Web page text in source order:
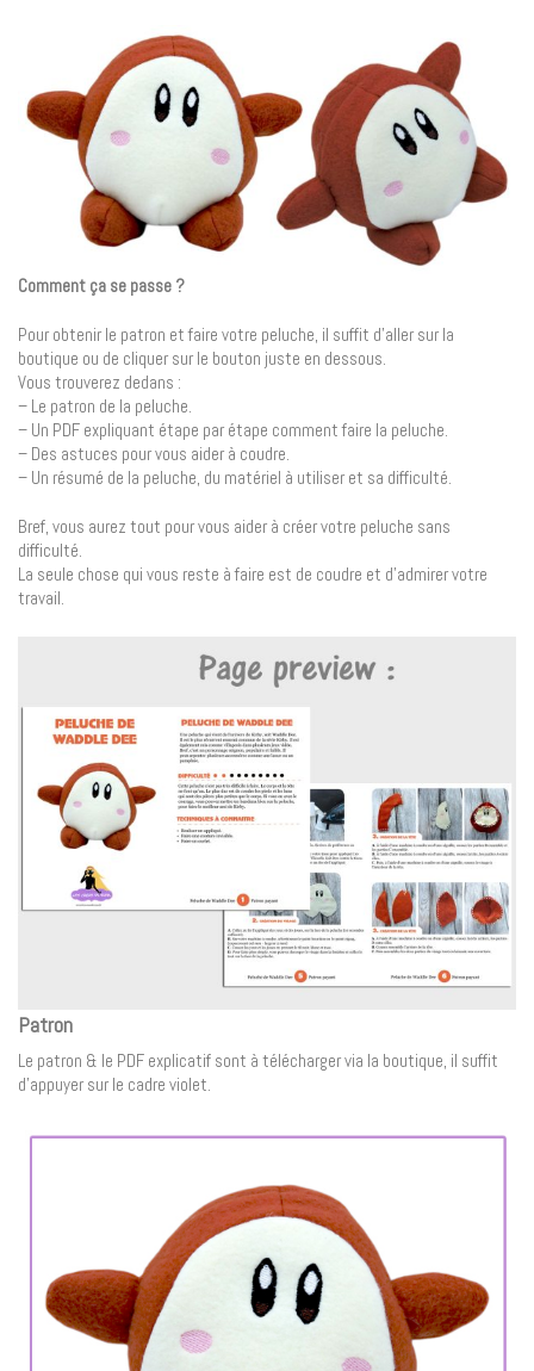
Comment ça se passe ?
Pour obtenir le patron et faire votre peluche, il suffit d’aller sur la
boutique ou de cliquer sur le bouton juste en dessous.
Vous trouverez dedans :
– Le patron de la peluche.
– Un PDF expliquant étape par étape comment faire la peluche.
– Des astuces pour vous aider à coudre.
– Un résumé de la peluche, du matériel à utiliser et sa difficulté.
Bref, vous aurez tout pour vous aider à créer votre peluche sans
difficulté.
La seule chose qui vous reste à faire est de coudre et d’admirer votre
travail.
Patron
Le patron & le PDF explicatif sont à télécharger via la boutique, il suffit
d’appuyer sur le cadre violet.